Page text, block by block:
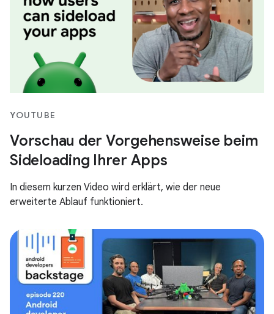
YOUTUBE
Vorschau der Vorgehensweise beim
Sideloading Ihrer Apps
In diesem kurzen Video wird erklärt, wie der neue
erweiterte Ablauf funktioniert.